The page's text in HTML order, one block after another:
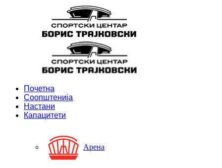
Почетна
Соопштенија
Настани
Капацитети
Арена